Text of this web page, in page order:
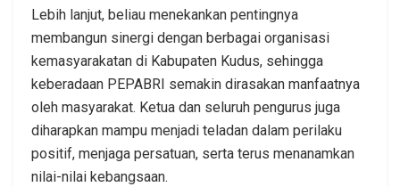
Lebih lanjut, beliau menekankan pentingnya
membangun sinergi dengan berbagai organisasi
kemasyarakatan di Kabupaten Kudus, sehingga
keberadaan PEPABRI semakin dirasakan manfaatnya
oleh masyarakat. Ketua dan seluruh pengurus juga
diharapkan mampu menjadi teladan dalam perilaku
positif, menjaga persatuan, serta terus menanamkan
nilai-nilai kebangsaan.